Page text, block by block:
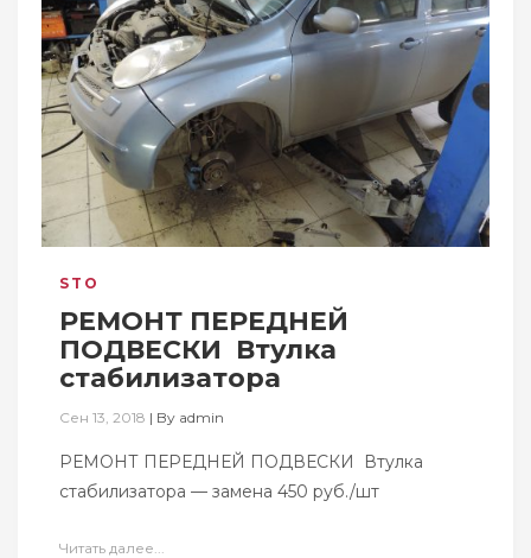
STO
РЕМОНТ ПЕРЕДНЕЙ
ПОДВЕСКИ ​ Втулка
стабилизатора
Сен 13, 2018 | By admin
РЕМОНТ ПЕРЕДНЕЙ ПОДВЕСКИ ​ Втулка
стабилизатора — замена 450 руб./шт
Читать далее...